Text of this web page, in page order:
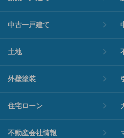
中古一戸建て
土地
外壁塗装
住宅ローン
不動産会社情報